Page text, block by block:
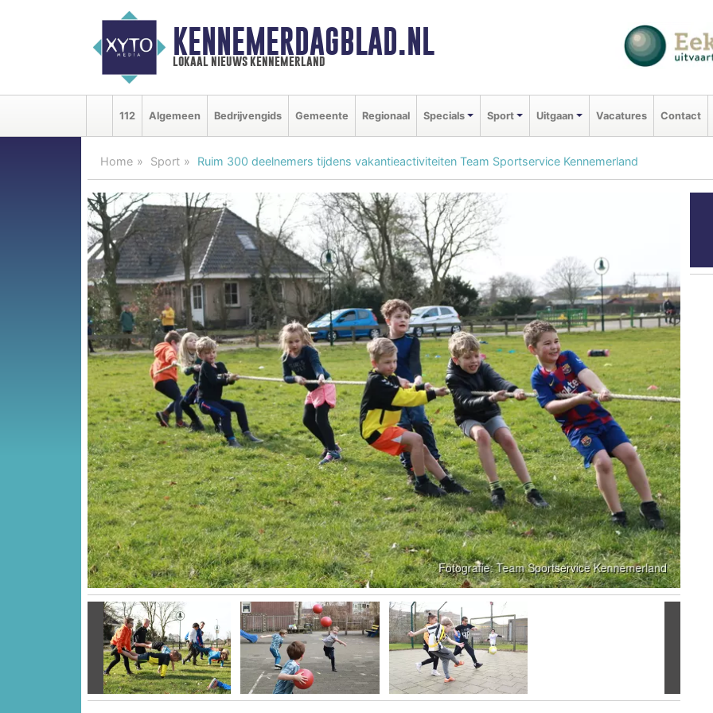
KENNEMERDAGBLAD.NL
lokaal nieuws kennemerland
112 Algemeen Bedrijvengids Gemeente Regionaal Specials Sport Uitgaan Vacatures Contact
Home Sport Ruim 300 deelnemers tijdens vakantieactiviteiten Team Sportservice Kennemerland
Vorige